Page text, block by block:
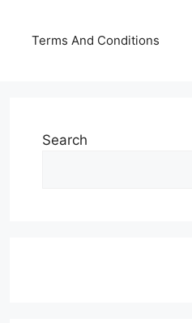
Terms And Conditions
Search